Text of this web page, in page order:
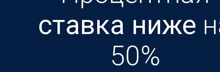
ставкa ниже
50%